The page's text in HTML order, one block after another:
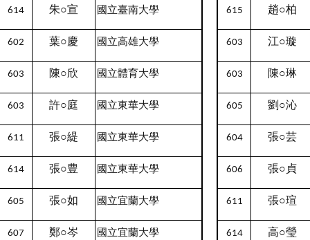
614 朱○宣 國立臺南大學 615 趙○柏
602 葉○慶 國立高雄大學 603 江○璇
603 陳○欣 國立體育大學 603 陳○琳
603 許○庭 國立東華大學 605 劉○沁
611 張○緹 國立東華大學 604 張○芸
614 張○豊 國立東華大學 606 張○貞
605 張○如 國立宜蘭大學 611 張○瑄
607 鄭○岑 國立宜蘭大學 614 高○瑩